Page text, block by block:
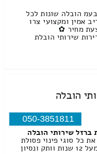
הובלה שונות לכל
אמין ומקצועי צרו
מחיר ✿
שירותי הובלת
הובלה
050-3851811
ברזל שירותי הובלה
כל סוגי פינוי פסולת
ברזל לחברתנו מעל 12 שנות וותק ונסיון